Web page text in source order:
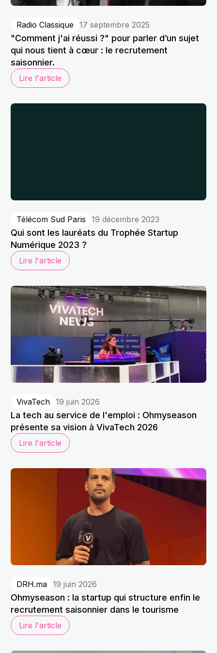
Radio Classique 17 septembre 2025
"Comment j'ai réussi ?" pour parler d’un sujet
qui nous tient à cœur : le recrutement
saisonnier.
Lire l'article
Télécom Sud Paris 19 décembre 2023
Qui sont les lauréats du Trophée Startup
Numérique 2023 ?
Lire l'article
VivaTech 19 juin 2026
La tech au service de l'emploi : Ohmyseason
présente sa vision à VivaTech 2026
Lire l'article
DRH.ma 19 juin 2026
Ohmyseason : la startup qui structure enfin le
recrutement saisonnier dans le tourisme
Lire l'article